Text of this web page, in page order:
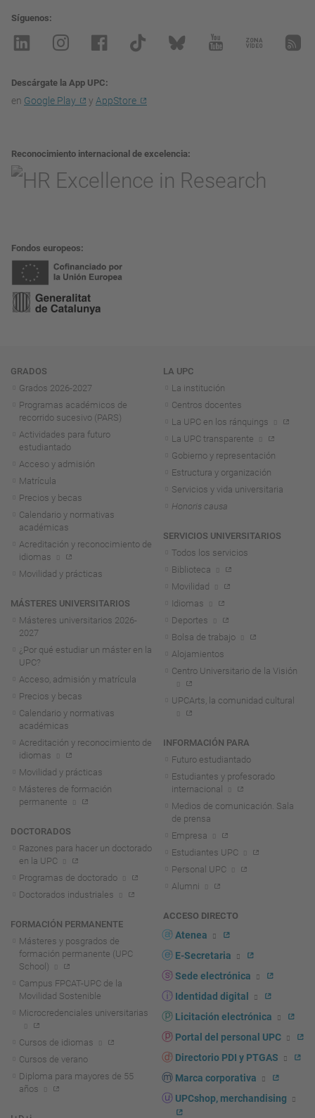
Síguenos
Descárgate la App UPC
en Google Play y AppStore
Reconocimiento internacional de excelencia
Fondos europeos
Navegación
GRADOS
Grados 2026-2027
Programas académicos de
recorrido sucesivo (PARS)
Actividades para futuro
estudiantado
Acceso y admisión
Matrícula
Precios y becas
Calendario y normativas
académicas
Acreditación y reconocimiento de
idiomas
Movilidad y prácticas
MÁSTERES UNIVERSITARIOS
Másteres universitarios 2026-
2027
¿Por qué estudiar un máster en la
UPC?
Acceso, admisión y matrícula
Precios y becas
Calendario y normativas
académicas
Acreditación y reconocimiento de
idiomas
Movilidad y prácticas
Másteres de formación
permanente
DOCTORADOS
Razones para hacer un doctorado
en la UPC
Programas de doctorado
Doctorados industriales
FORMACIÓN PERMANENTE
Másteres y posgrados de
formación permanente (UPC
School)
Campus FPCAT-UPC de la
Movilidad Sostenible
Microcredenciales universitarias
Cursos de idiomas
Cursos de verano
Diploma para mayores de 55
años
LA UPC
La institución
Centros docentes
La UPC en los ránquings
La UPC transparente
Gobierno y representación
Estructura y organización
Servicios y vida universitaria
Honoris causa
SERVICIOS UNIVERSITARIOS
Todos los servicios
Biblioteca
Movilidad
Idiomas
Deportes
Bolsa de trabajo
Alojamientos
Centro Universitario de la Visión
UPCArts, la comunidad cultural
INFORMACIÓN PARA
Futuro estudiantado
Estudiantes y profesorado
internacional
Medios de comunicación. Sala
de prensa
Empresa
Estudiantes UPC
Personal UPC
Alumni
ACCESO DIRECTO
Atenea
E-Secretaria
Sede electrónica
Identidad digital
Licitación electrónica
Portal del personal UPC
Directorio PDI y PTGAS
Marca corporativa
UPCshop, merchandising